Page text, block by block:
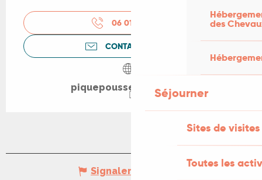
des
Séjourner
Sites de visites
Toutes les
06 01 75 37
CONTACTEZ-NOUS
piquepousseenquercy.fr
Signaler une erreur